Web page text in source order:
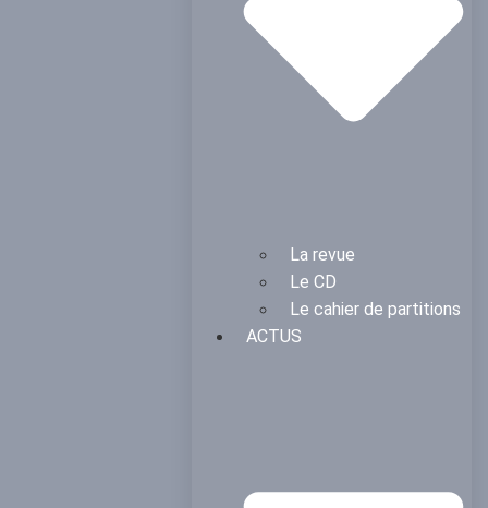
La revue
Le CD
Le cahier de partitions
ACTUS